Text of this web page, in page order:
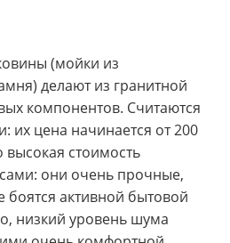
(мойки из
делают из гранитной
компонентов. Считаются
их цена начинается от 200
стоимость
они очень прочные,
боятся активной бытовой
низкий уровень шума